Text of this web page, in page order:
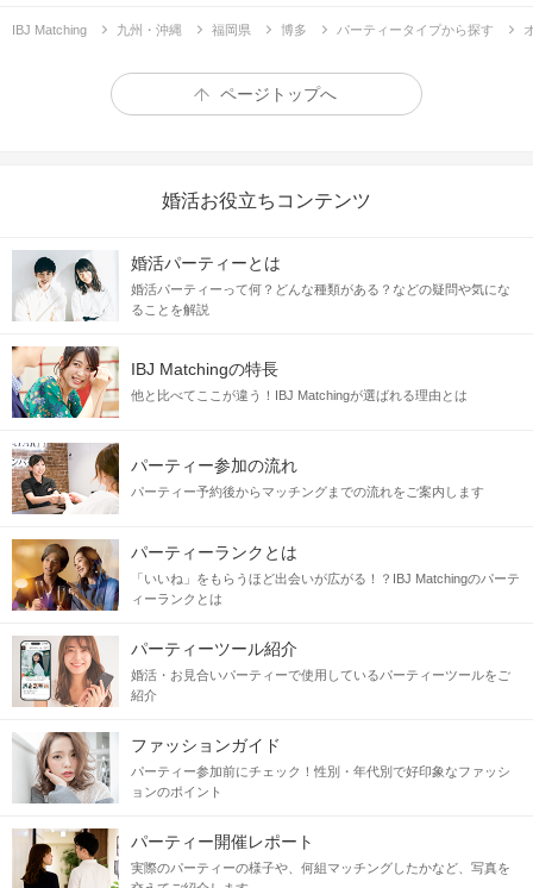
IBJ Matching 九州・沖縄 福岡県 博多 パーティータイプから探す
ページトップへ
婚活お役立ちコンテンツ
婚活パーティーとは
婚活パーティーって何？どんな種類がある？などの疑問や気にな
ることを解説
IBJ Matchingの特長
他と比べてここが違う！IBJ Matchingが選ばれる理由とは
パーティー参加の流れ
パーティー予約後からマッチングまでの流れをご案内します
パーティーランクとは
「いいね」をもらうほど出会いが広がる！？IBJ Matchingのパーテ
ィーランクとは
パーティーツール紹介
婚活・お見合いパーティーで使用しているパーティーツールをご
紹介
ファッションガイド
パーティー参加前にチェック！性別・年代別で好印象なファッシ
ョンのポイント
パーティー開催レポート
実際のパーティーの様子や、何組マッチングしたかなど、写真を